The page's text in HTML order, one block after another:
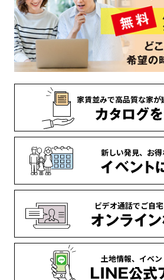
家賃並みで高品質な家が
新しい発見、 お
ビデオ通話でご自
土地情報、 イベ